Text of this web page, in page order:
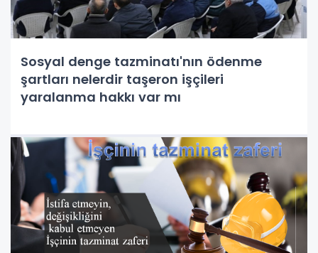
Sosyal denge tazminatı'nın ödenme
şartları nelerdir taşeron işçileri
yaralanma hakkı var mı